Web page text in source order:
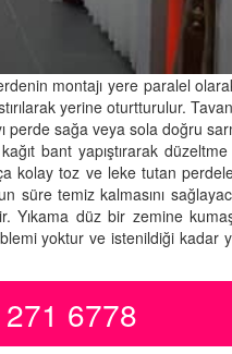
montajı yere paralel
yerine oturtturulur.
perde sağa veya sola doğru
bant yapıştırarak
kolay toz ve leke tutan
süre temiz kalmasını
düz bir zemine
yoktur ve istenildiği
6778